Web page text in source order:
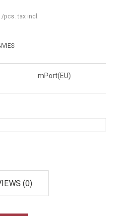
/pcs. tax incl.
mPort(EU)
(0)